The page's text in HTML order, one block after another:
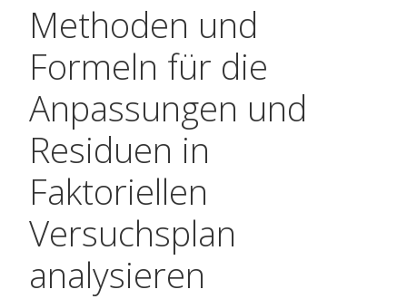
Methoden und
Formeln für die
Anpassungen und
Residuen in
Faktoriellen
Versuchsplan
analysieren